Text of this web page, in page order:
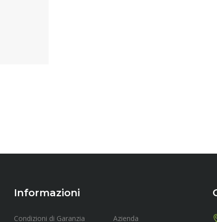
Informazioni
Condizioni di Garanzia Azienda